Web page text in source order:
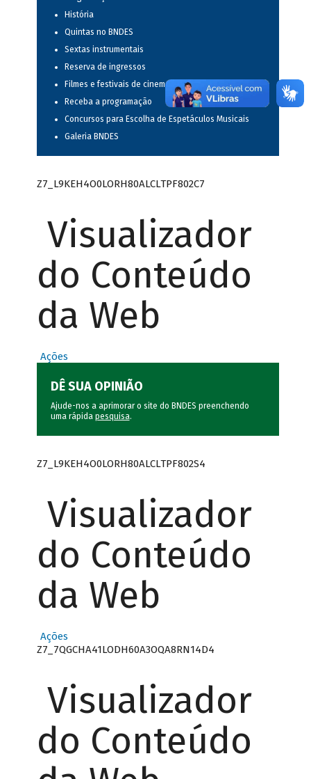
História
Quintas no BNDES
Sextas instrumentais
Reserva de ingressos
Filmes e festivais de cinema
Receba a programação
Concursos para Escolha de Espetáculos Musicais
Galeria BNDES
Z7_L9KEH4O0LORH80ALCLTPF802C7
Visualizador
do Conteúdo
da Web
Ações
DÊ SUA OPINIÃO
Ajude-nos a aprimorar o site do BNDES preenchendo
uma rápida pesquisa.
Z7_L9KEH4O0LORH80ALCLTPF802S4
Visualizador
do Conteúdo
da Web
Ações
Z7_7QGCHA41LODH60A3OQA8RN14D4
Visualizador
do Conteúdo